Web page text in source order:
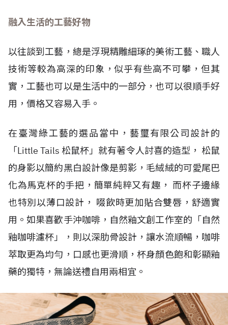
融入生活的工藝好物
以往談到工藝，總是浮現精雕細琢的美術工藝、職人
技術等較為高深的印象，似乎有些高不可攀，但其
實，工藝也可以是生活中的一部分，也可以很順手好
用，價格又容易入手。
在臺灣綠工藝的選品當中，藝璽有限公司設計的
「Little Tails 松鼠杯」就有著令人討喜的造型， 松鼠
的身影以簡約黑白設計像是剪影，毛絨絨的可愛尾巴
化為馬克杯的手把，簡單純粹又有趣， 而杯子邊緣
也特別以薄口設計， 啜飲時更加貼合雙唇，舒適實
用。如果喜歡手沖咖啡，自然釉文創工作室的「自然
釉咖啡濾杯」，則以深肋骨設計，讓水流順暢，咖啡
萃取更為均勻，口感也更滑順，杯身顏色飽和彰顯釉
藥的獨特，無論送禮自用兩相宜。